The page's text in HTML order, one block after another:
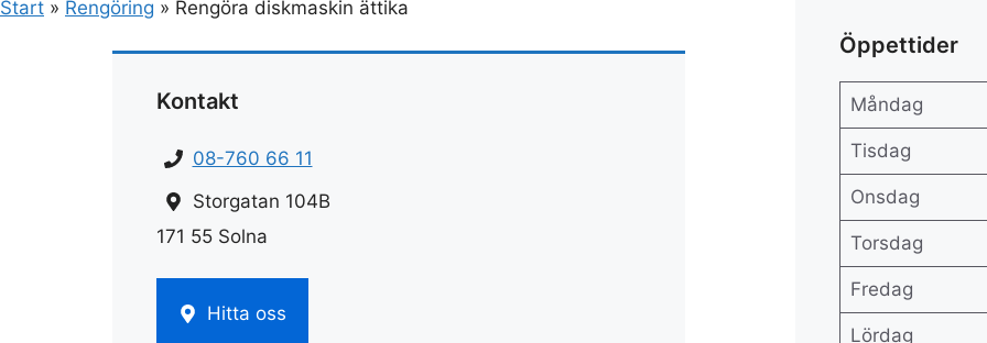
Start » Rengöring » Rengöra diskmaskin ättika
Kontakt
08-760 66 11
Storgatan 104B
171 55 Solna
Hitta oss
Öppettider
Måndag
Tisdag
Onsdag
Torsdag
Fredag
Lördag